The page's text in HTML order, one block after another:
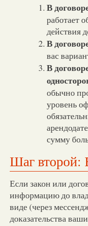
В
работает
действия
В
вас
В
обычно
уровень
сумму
Шаг второй:
Если закон или
информацию до
виде (через
доказательства